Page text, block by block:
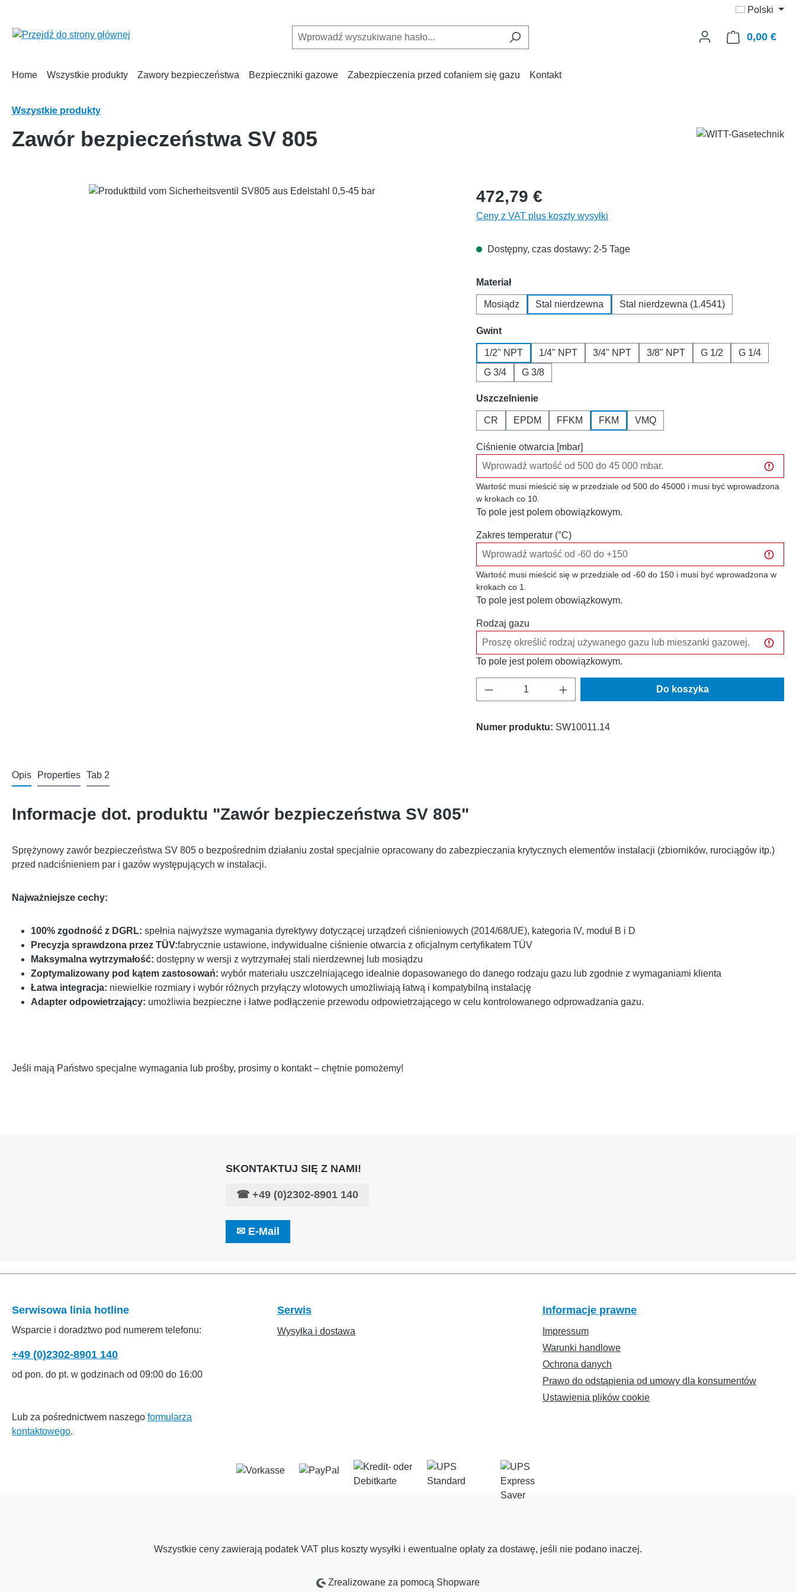
Polski
0,00 €
Home Wszystkie produkty Zawory bezpieczeństwa Bezpieczniki gazowe Zabezpieczenia przed cofaniem się gazu Kontakt
Wszystkie produkty
Zawór bezpieczeństwa SV 805
Pomiń galerię zdjęć 472,79 €
Ceny z VAT plus koszty wysyłki
Dostępny, czas dostawy: 2-5 Tage
Wybierz
Materiał
Mosiądz Stal nierdzewna Stal nierdzewna (1.4541)
Wybierz
Gwint
1/2" NPT 1/4" NPT 3/4" NPT 3/8" NPT G 1/2
G 1/4
G 3/4
G 3/8
Wybierz
Uszczelnienie
CR EPDM FFKM FKM VMQ
Ciśnienie otwarcia [mbar]
Wartość musi mieścić się w przedziale od 500 do 45000 i musi być wprowadzona
w krokach co 10.
To pole jest polem obowiązkowym.
Zakres temperatur (°C)
Wartość musi mieścić się w przedziale od -60 do 150 i musi być wprowadzona w
krokach co 1.
To pole jest polem obowiązkowym.
Rodzaj gazu
To pole jest polem obowiązkowym.
Ilość produktu: Wprowadź żądaną ilość lub użyj
Do koszyka
Numer produktu: SW10011.14
Opis Properties Tab 2
Informacje dot. produktu "Zawór bezpieczeństwa SV 805"
Sprężynowy zawór bezpieczeństwa SV 805 o bezpośrednim działaniu został specjalnie opracowany do zabezpieczania krytycznych elementów instalacji (zbiorników, rurociągów itp.)
przed nadciśnieniem par i gazów występujących w instalacji.
Najważniejsze cechy:
100% zgodność z DGRL: spełnia najwyższe wymagania dyrektywy dotyczącej urządzeń ciśnieniowych (2014/68/UE), kategoria IV, moduł B i D
Precyzja sprawdzona przez TÜV:fabrycznie ustawione, indywidualne ciśnienie otwarcia z oficjalnym certyfikatem TÜV
Maksymalna wytrzymałość: dostępny w wersji z wytrzymałej stali nierdzewnej lub mosiądzu
Zoptymalizowany pod kątem zastosowań: wybór materiału uszczelniającego idealnie dopasowanego do danego rodzaju gazu lub zgodnie z wymaganiami klienta
Łatwa integracja: niewielkie rozmiary i wybór różnych przyłączy wlotowych umożliwiają łatwą i kompatybilną instalację
Adapter odpowietrzający: umożliwia bezpieczne i łatwe podłączenie przewodu odpowietrzającego w celu kontrolowanego odprowadzania gazu.
Jeśli mają Państwo specjalne wymagania lub prośby, prosimy o kontakt – chętnie pomożemy!
SKONTAKTUJ SIĘ Z NAMI!
☎ +49 (0)2302-8901 140
✉ E-Mail
Serwisowa linia hotline
Wsparcie i doradztwo pod numerem telefonu:
+49 (0)2302-8901 140
od pon. do pt. w godzinach od 09:00 do 16:00
Lub za pośrednictwem naszego formularza
kontaktowego.
Serwis
Wysyłka i dostawa
Informacje prawne
Impressum
Warunki handlowe
Ochrona danych
Prawo do odstąpienia od umowy dla konsumentów
Ustawienia plików cookie
Wszystkie ceny zawierają podatek VAT plus koszty wysyłki i ewentualne opłaty za dostawę, jeśli nie podano inaczej.
Zrealizowane za pomocą Shopware